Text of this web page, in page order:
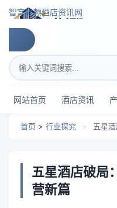
跳转到主要内容
智穹界顿酒店资讯网
搜索关键词
网站首页 酒店资讯
首页 > 行业探究 > 五星
五星酒店破局
营新篇